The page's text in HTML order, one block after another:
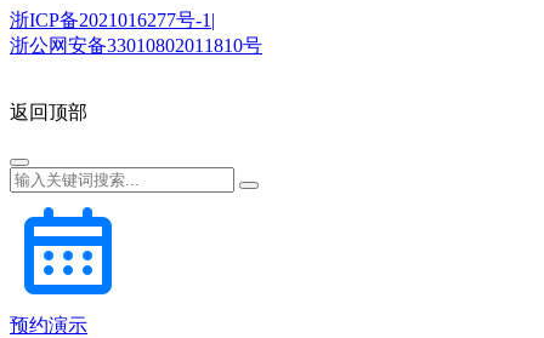
浙ICP备2021016277号-1|
浙公网安备33010802011810号
返回顶部
预约演示